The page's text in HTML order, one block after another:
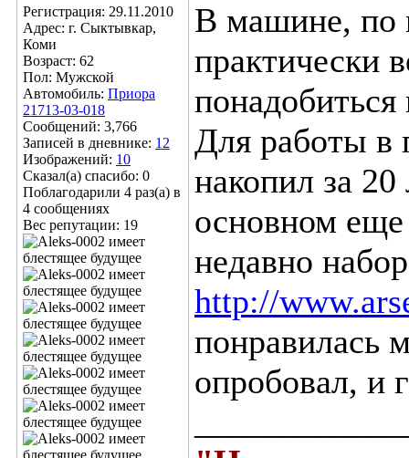
Регистрация: 29.11.2010
Адрес: г. Сыктывкар,
Коми
Возраст: 62
Пол: Мужской
Автомобиль: Приора
21713-03-018
Сообщений: 3,766
Записей в дневнике: 12
Изображений: 10
Сказал(а) спасибо: 0
Поблагодарили 4 раз(а) в
4 сообщениях
Вес репутации: 19
В машине, по
практически
понадобиться
Для работы в
накопил за
основном еще
недавно
http://
понравилась
опробовал, и